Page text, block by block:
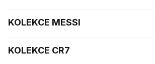
KOLEKCE MESSI
KOLEKCE CR7